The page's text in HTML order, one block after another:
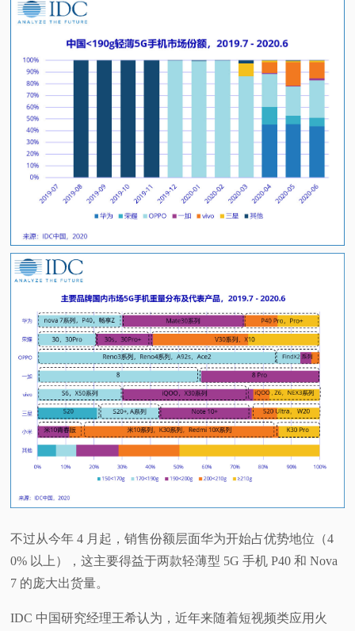
不过从今年 4 月起，销售份额层面华为开始占优势地位（4
0% 以上），这主要得益于两款轻薄型 5G 手机 P40 和 Nova
7 的庞大出货量。
IDC 中国研究经理王希认为，近年来随着短视频类应用火